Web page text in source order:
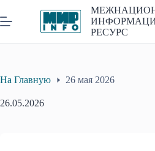
к
сути
РЕСУРС
На Главную 26 мая 2026
26.05.2026